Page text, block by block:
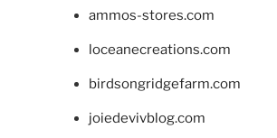
ammos-stores.com
loceanecreations.com
birdsongridgefarm.com
joiedevivblog.com